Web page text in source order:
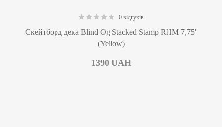
0 відгуків
Скейтборд дека Blind Og Stacked Stamp RHM 7,75′
(Yellow)
1390 UAH